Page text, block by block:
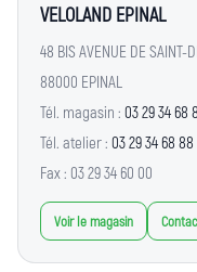
VELOLAND EPINAL
48 BIS AVENUE DE SAINT-
88000 EPINAL
Tél. magasin : 03 29 34 68
Tél. atelier : 03 29 34 68 88
Fax : 03 29 34 60 00
Voir le magasin